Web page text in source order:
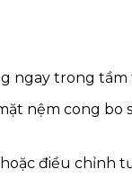
ngay trong tầm
nệm cong bo
điều chỉnh